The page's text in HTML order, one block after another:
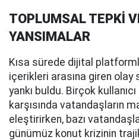
TOPLUMSAL TEPKİ
YANSIMALAR
Kısa sürede dijital
içerikleri arasına giren
yankı buldu. Birçok
karşısında vatandaşların
eleştirirken, bazı
günümüz konut krizinin